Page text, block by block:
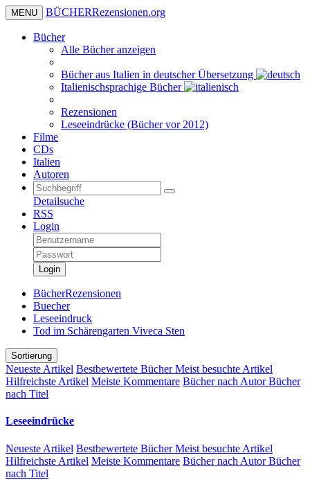
MENU BÜCHERRezensionen.org
Bücher
Alle Bücher anzeigen
Bücher aus Italien in deutscher Übersetzung
Italienischsprachige Bücher
Rezensionen
Leseeindrücke (Bücher vor 2012)
Filme
CDs
Italien
Autoren
Detailsuche
RSS
Login
Login
BücherRezensionen
Buecher
Leseeindruck
Tod im Schärengarten Viveca Sten
Sortierung
Neueste Artikel Bestbewertete BücherMeist besuchte Artikel
Hilfreichste Artikel Meiste Kommentare Bücher nach AutorBücher
nach Titel
Leseeindrücke
Neueste Artikel Bestbewertete BücherMeist besuchte Artikel
Hilfreichste Artikel Meiste Kommentare Bücher nach AutorBücher
nach Titel